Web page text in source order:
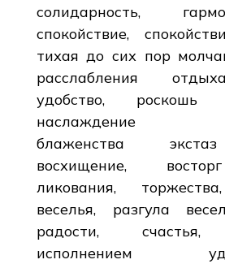
солидарность,
спокойствие,
тихая до сих пор
расслабления
удобство, роскошь
наслаждение
блаженства
восхищение,
ликования,
веселья, разгула
радости, счастья,
исполнением